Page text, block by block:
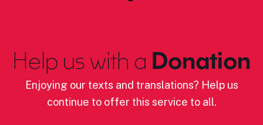
Help us with a Donation
Enjoying our texts and translations? Help us
continue to offer this service to all.